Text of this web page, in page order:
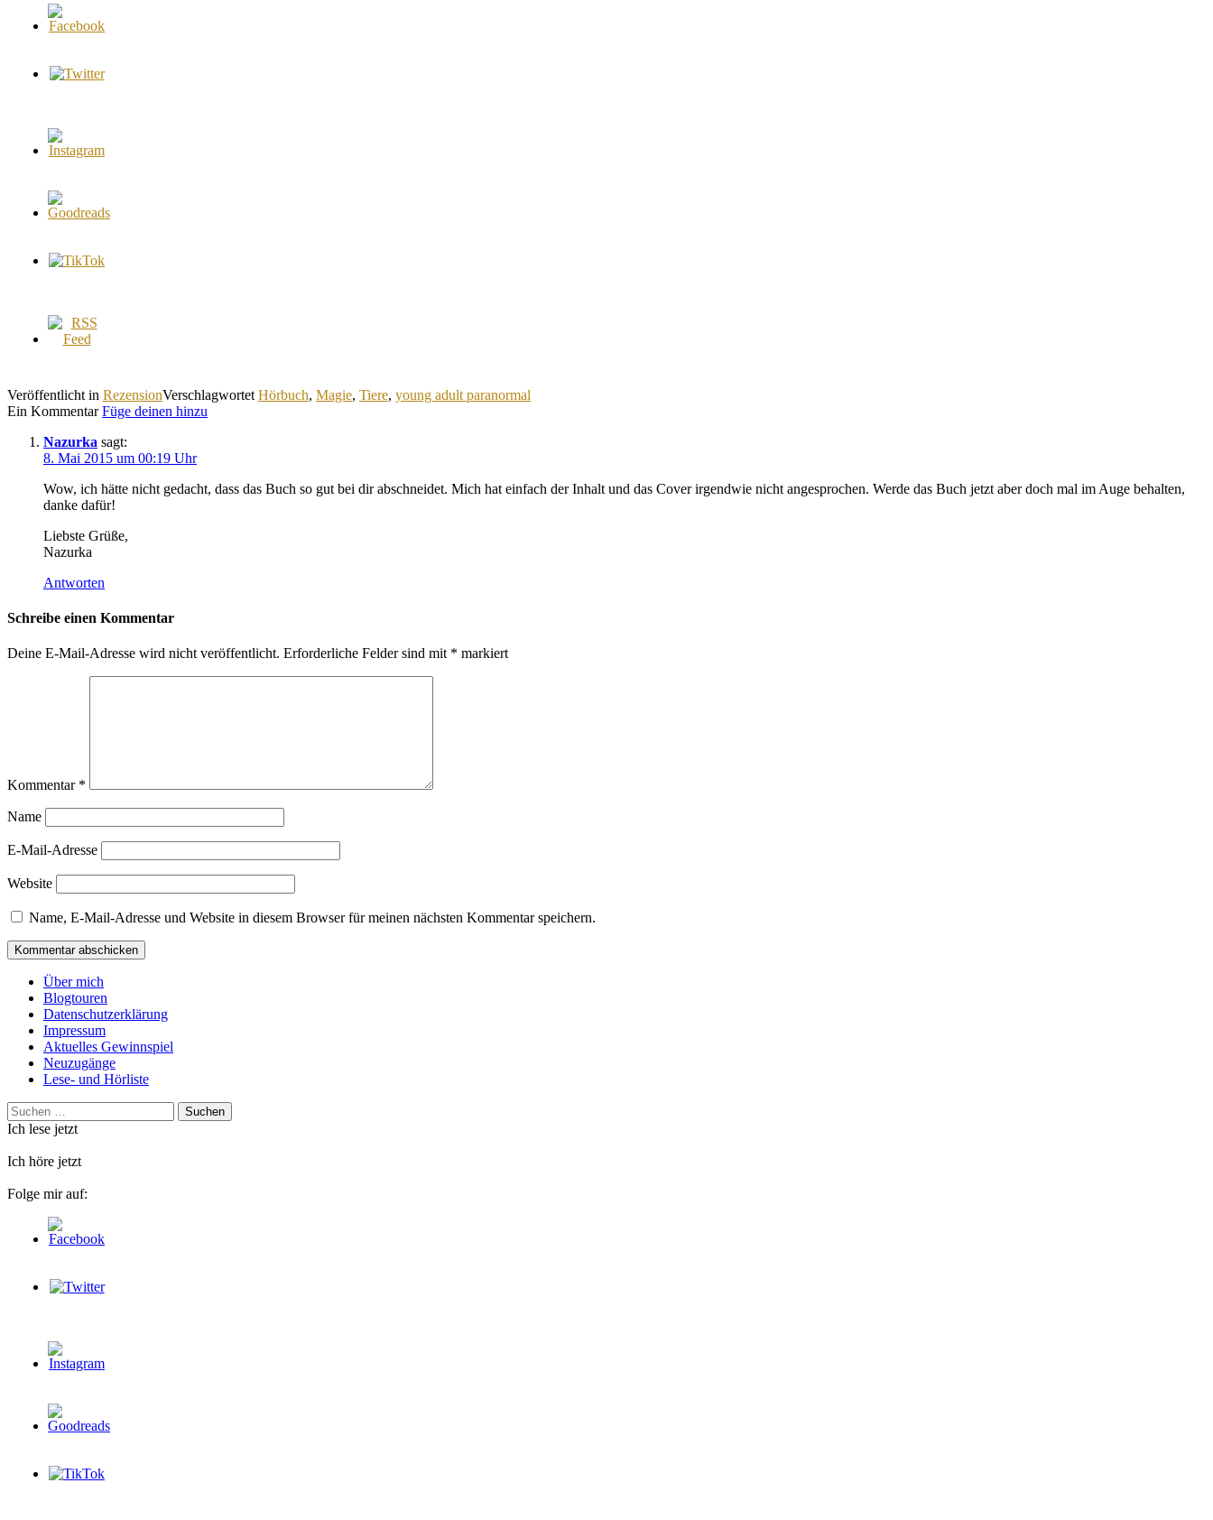
Veröffentlicht in RezensionVerschlagwortet Hörbuch, Magie, Tiere, young adult paranormal
Ein KommentarFüge deinen hinzu
Nazurka sagt:
8. Mai 2015 um 00:19 Uhr
Wow, ich hätte nicht gedacht, dass das Buch so gut bei dir abschneidet. Mich hat einfach der Inhalt und das Cover irgendwie nicht angesprochen. Werde das Buch jetzt aber doch mal im Auge behalten,
danke dafür!
Liebste Grüße,
Nazurka
Antworten
Schreibe einen Kommentar
Deine E-Mail-Adresse wird nicht veröffentlicht. Erforderliche Felder sind mit * markiert
Kommentar *
Name
E-Mail-Adresse
Website
Name, E-Mail-Adresse und Website in diesem Browser für meinen nächsten Kommentar speichern.
Über mich
Blogtouren
Datenschutzerklärung
Impressum
Aktuelles Gewinnspiel
Neuzugänge
Lese- und Hörliste
Suchen
nach:
Ich lese jetzt
Ich höre jetzt
Folge mir auf: